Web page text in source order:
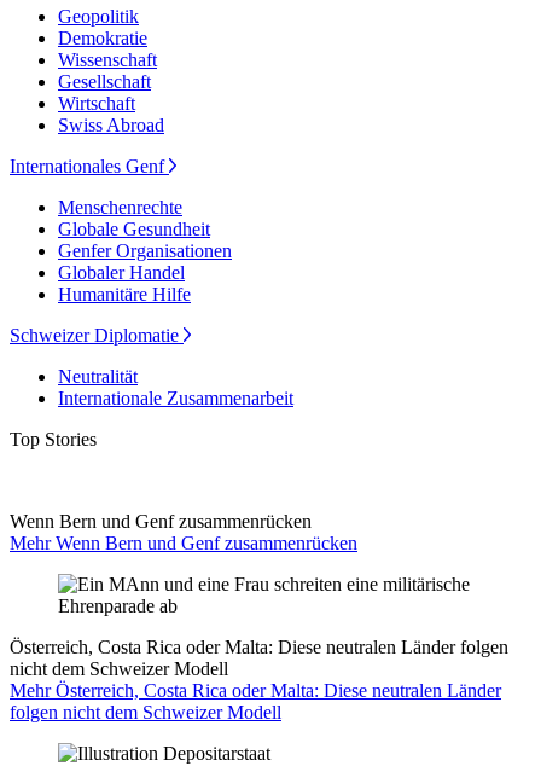
Geopolitik
Demokratie
Wissenschaft
Gesellschaft
Wirtschaft
Swiss Abroad
Internationales Genf
Menschenrechte
Globale Gesundheit
Genfer Organisationen
Globaler Handel
Humanitäre Hilfe
Schweizer Diplomatie
Neutralität
Internationale Zusammenarbeit
Top Stories
Wenn Bern und Genf zusammenrücken
Mehr Wenn Bern und Genf zusammenrücken
Österreich, Costa Rica oder Malta: Diese neutralen Länder folgen
nicht dem Schweizer Modell
Mehr Österreich, Costa Rica oder Malta: Diese neutralen Länder
folgen nicht dem Schweizer Modell